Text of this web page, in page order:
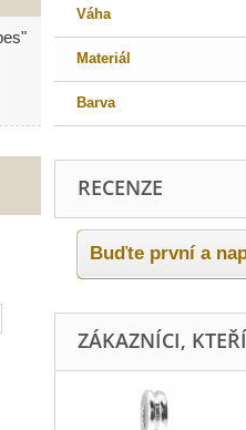
Váha
Materiál
Barva
RECENZE
Buďte první a
ZÁKAZNÍCI,